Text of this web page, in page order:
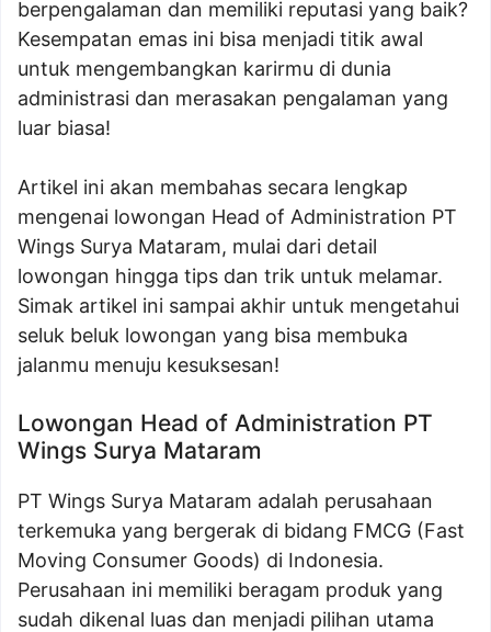
berpengalaman dan memiliki reputasi yang baik?
Kesempatan emas ini bisa menjadi titik awal
untuk mengembangkan karirmu di dunia
administrasi dan merasakan pengalaman yang
luar biasa!
Artikel ini akan membahas secara lengkap
mengenai lowongan Head of Administration PT
Wings Surya Mataram, mulai dari detail
lowongan hingga tips dan trik untuk melamar.
Simak artikel ini sampai akhir untuk mengetahui
seluk beluk lowongan yang bisa membuka
jalanmu menuju kesuksesan!
Lowongan Head of Administration PT
Wings Surya Mataram
PT Wings Surya Mataram adalah perusahaan
terkemuka yang bergerak di bidang FMCG (Fast
Moving Consumer Goods) di Indonesia.
Perusahaan ini memiliki beragam produk yang
sudah dikenal luas dan menjadi pilihan utama